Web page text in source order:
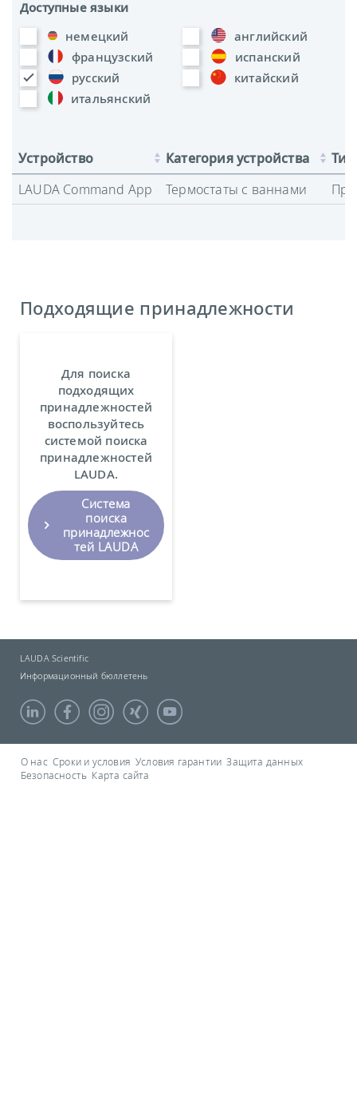
Доступные языки
немецкий
английский
французский
испанский
русский
китайский
итальянский
Устройство Категория устройства
LAUDA Command App
Термостаты с ваннами
Подходящие принадлежности
Для поиска
подходящих
принадлежностей
воспользуйтесь
системой поиска
принадлежностей
LAUDA.
Система
поиска
принадлежнос
тей LAUDA
LAUDA Scientific
Информационный бюллетень
О нас Сроки и условия Условия гарантии Защита данных
Безопасность Карта сайта